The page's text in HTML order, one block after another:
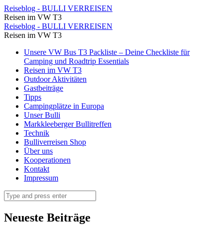
Der
Weg
zum
Hotel
Reiseblog
BULLI
VERREISEN
Reiseblog - BULLI VERREISEN
Reisen im VW T3
Der
Weg
zum
Hotel
Reiseblog
BULLI
VERREISEN
Reiseblog - BULLI VERREISEN
Reisen im VW T3
Skip
content
Unsere VW Bus T3 Packliste – Deine Checkliste für
Camping und Roadtrip Essentials
Reisen im VW T3
Outdoor Aktivitäten
Gastbeiträge
Tipps
Campingplätze in Europa
Unser Bulli
Markkleeberger Bullitreffen
Technik
Bulliverreisen Shop
Über uns
Kooperationen
Kontakt
Impressum
Search
Neueste Beiträge